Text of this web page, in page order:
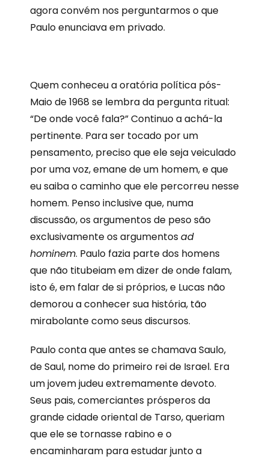
agora convém nos perguntarmos o que
Paulo enunciava em privado.
Quem conheceu a oratória política pós-
Maio de 1968 se lembra da pergunta ritual:
“De onde você fala?” Continuo a achá-la
pertinente. Para ser tocado por um
pensamento, preciso que ele seja veiculado
por uma voz, emane de um homem, e que
eu saiba o caminho que ele percorreu nesse
homem. Penso inclusive que, numa
discussão, os argumentos de peso são
exclusivamente os argumentosad
hominem. Paulo fazia parte dos homens
que não titubeiam em dizer de onde falam,
isto é, em falar de si próprios, e Lucas não
demorou a conhecer sua história, tão
mirabolante como seus discursos.
Paulo conta que antes se chamava Saulo,
de Saul, nome do primeiro rei de Israel. Era
um jovem judeu extremamente devoto.
Seus pais, comerciantes prósperos da
grande cidade oriental de Tarso, queriam
que ele se tornasse rabino e o
encaminharam para estudar junto a